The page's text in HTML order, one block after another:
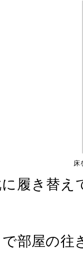
床
履き替え
部屋の往